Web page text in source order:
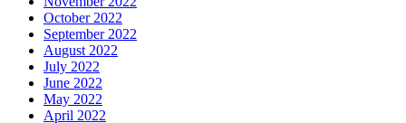
October 2022
September 2022
August 2022
July 2022
June 2022
May 2022
April 2022